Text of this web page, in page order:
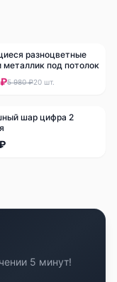
разноцветные
металлик под потолок
5 980 ₽20 шт.
шар цифра 2
5 минут!